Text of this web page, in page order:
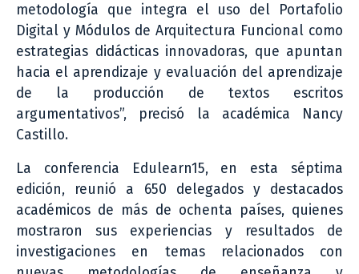
metodología que integra el uso del Portafolio
Digital y Módulos de Arquitectura Funcional como
estrategias didácticas innovadoras, que apuntan
hacia el aprendizaje y evaluación del aprendizaje
de la producción de textos escritos
argumentativos”, precisó la académica Nancy
Castillo.
La conferencia Edulearn15, en esta séptima
edición, reunió a 650 delegados y destacados
académicos de más de ochenta países, quienes
mostraron sus experiencias y resultados de
investigaciones en temas relacionados con